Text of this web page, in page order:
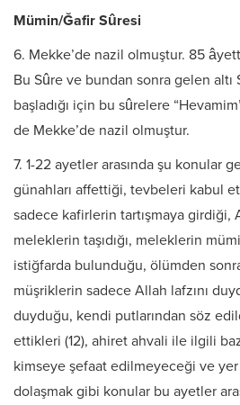
Mümin/Ğafir Sûresi
6. Mekke’de nazil olmuştur. 85
Bu Sûre ve bundan sonra gelen
başladığı için bu sûrelere
de Mekke’de nazil olmuştur.
7. 1-22 ayetler arasında şu konular
günahları affettiği, tevbeleri kabul
sadece kafirlerin tartışmaya girdiği,
meleklerin taşıdığı, meleklerin
istiğfarda bulunduğu, ölümden
müşriklerin sadece Allah lafzını
duyduğu, kendi putlarından söz
ettikleri (12), ahiret ahvali ile ilgili
kimseye şefaat edilmeyeceği ve
dolaşmak gibi konular bu ayetler